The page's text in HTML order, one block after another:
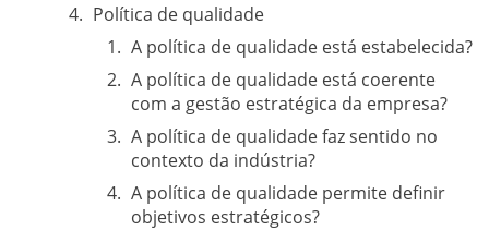
Política de qualidade
A política de qualidade está estabelecida?
A política de qualidade está coerente
com a gestão estratégica da empresa?
A política de qualidade faz sentido no
contexto da indústria?
A política de qualidade permite definir
objetivos estratégicos?